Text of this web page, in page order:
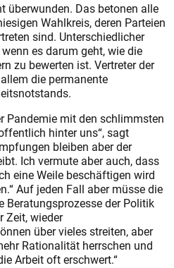
überwunden. Das betonen alle
Wahlkreis, deren Parteien
sind. Unterschiedlicher
es darum geht, wie die
zu bewerten ist. Vertreter der
die permanente
Pandemie mit den schlimmsten
hinter uns“, sagt
bleiben aber der
Ich vermute aber auch, dass
eine Weile beschäftigen wird
Auf jeden Fall aber müsse die
Beratungsprozesse der Politik
Zeit, wieder
über vieles streiten, aber
Rationalität herrschen und
Arbeit oft erschwert.“